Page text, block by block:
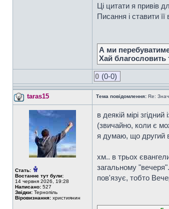
Ці цитати я привів
Писання і ставити
А ми
Хай благословить
0 (0-0)
taras15 Тема повідомлення: Re:
Стать:
Востаннє тут були:
14 червня 2026, 19:28
Написано: 527
Звідки: Тернопіль
Віровизнання: християнин
в деякій мірі
(звичайно, коли є
я думаю, що другий
хм.. в трьох
загальному
пов'язує, тобто